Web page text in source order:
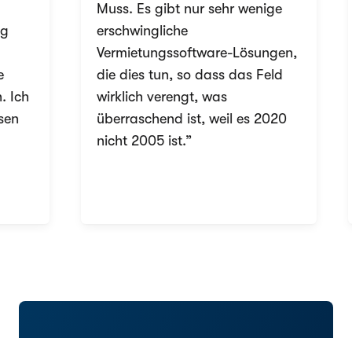
Muss. Es gibt nur sehr wenige
erschwingliche
Vermietungssoftware-Lösungen,
die dies tun, so dass das Feld
wirklich verengt, was
überraschend ist, weil es 2020
nicht 2005 ist.”